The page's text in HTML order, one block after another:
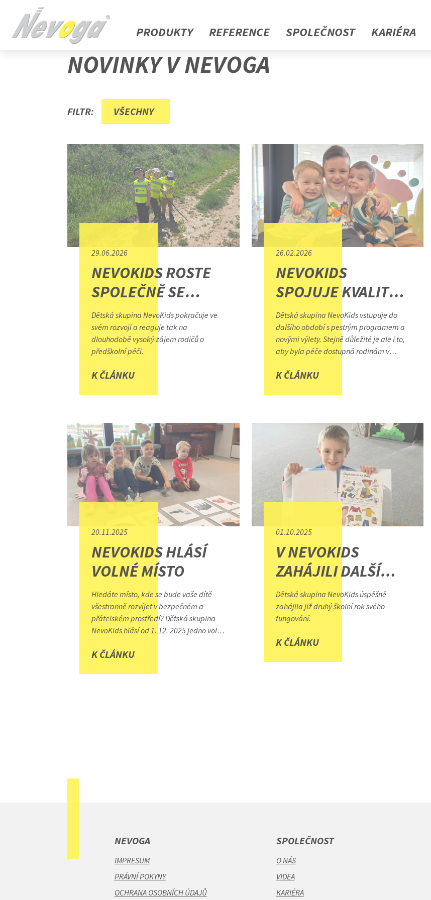
PRODUKTY REFERENCE SPOLEČNOST KARIÉRA
NOVINKY V NEVOGA
FILTR: VŠECHNY
29.06.2026
NEVOKIDS ROSTE
SPOLEČNĚ SE
ZÁJMEM RODIČŮ
Dětská skupina NevoKids pokračuje ve
svém rozvoji a reaguje tak na
dlouhodobě vysoký zájem rodičů o
předškolní péči.
K ČLÁNKU
26.02.2026
NEVOKIDS
SPOJUJE KVALITNÍ
PÉČI S PODPOROU
REGIONU
Dětská skupina NevoKids vstupuje do
dalšího období s pestrým programem a
novými výlety. Stejně důležité je ale i to,
aby byla péče dostupná rodinám v
dlouhodobě staví.
K ČLÁNKU
20.11.2025
NEVOKIDS HLÁSÍ
VOLNÉ MÍSTO
Hledáte místo, kde se bude vaše dítě
všestranně rozvíjet v bezpečném a
přátelském prostředí? Dětská skupina
NevoKids hlásí od 1. 12. 2025 jedno volné
K ČLÁNKU
01.10.2025
V NEVOKIDS
ZAHÁJILI DALŠÍ
ŠKOLNÍ ROK. NOVĚ
I S PŘÍPRAVNOU
ŠKOLIČKOU
Dětská skupina NevoKids úspěšně
zahájila již druhý školní rok svého
fungování.
K ČLÁNKU
NEVOGA
IMPRESUM
PRÁVNÍ POKYNY
OCHRANA OSOBNÍCH ÚDAJŮ
SPOLEČNOST
O NÁS
VIDEA
KARIÉRA